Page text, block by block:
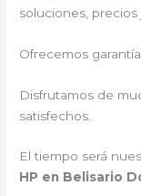
soluciones,
Ofrecemos
Disfrutamos de
satisfechos.
El tiempo será
HP en Belisario